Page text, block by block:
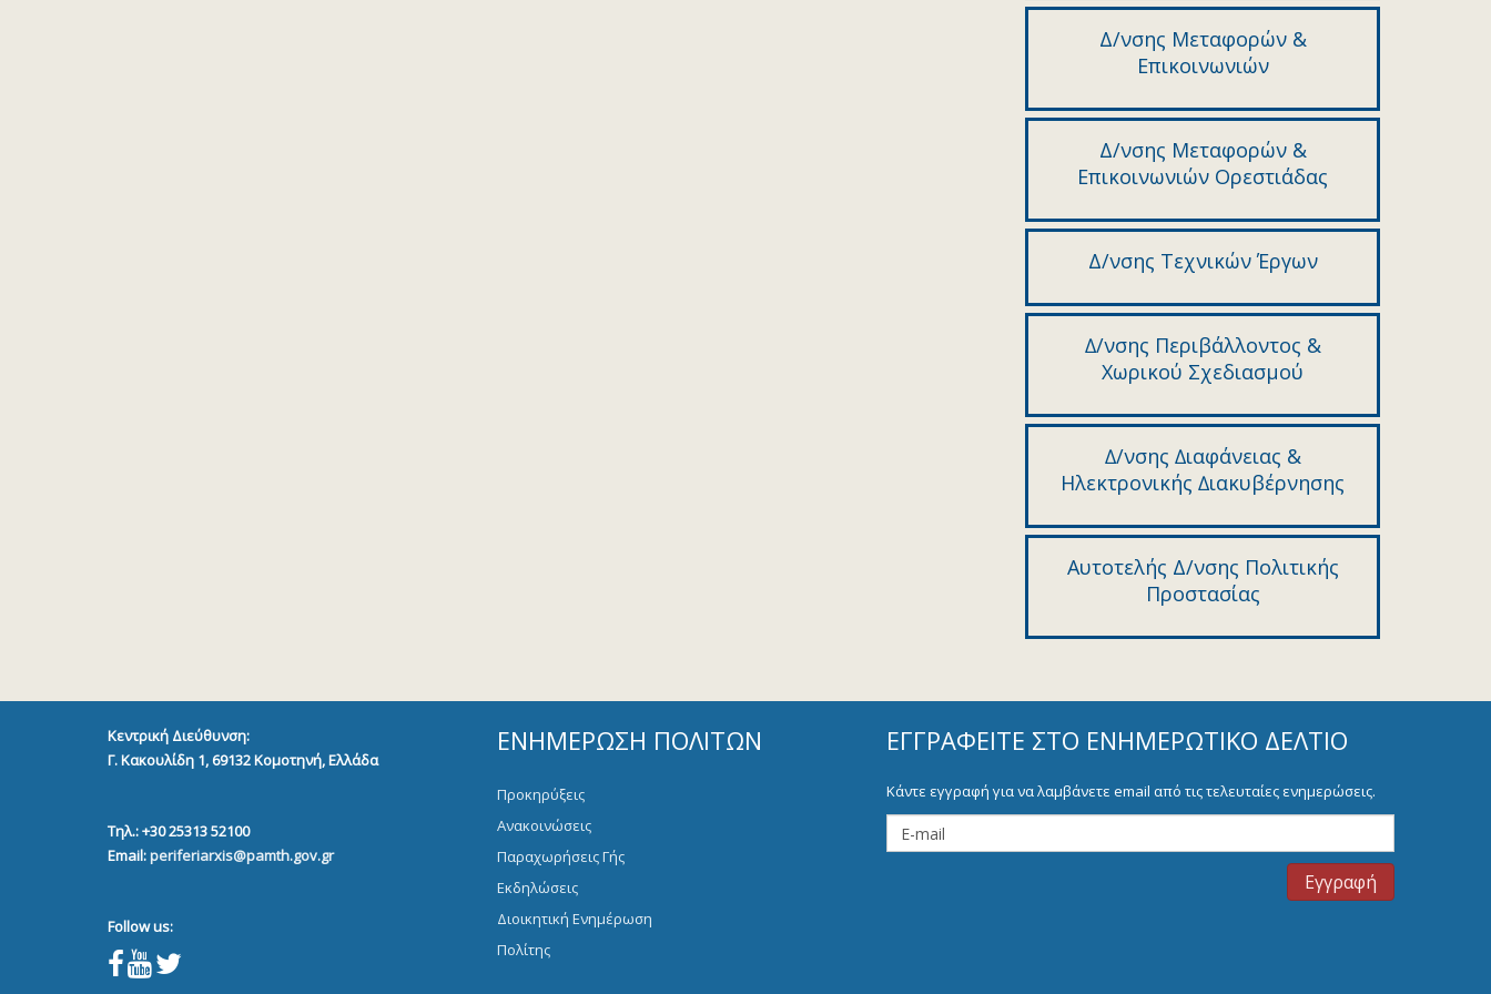
Δ/νσης Μεταφορών &
Επικοινωνιών
Δ/νσης Μεταφορών &
Επικοινωνιών Ορεστιάδας
Δ/νσης Τεχνικών Έργων
∆/νσης Περιβάλλοντος &
Χωρικού Σχεδιασµού
∆/νσης ∆ιαφάνειας &
Ηλεκτρονικής ∆ιακυβέρνησης
Αυτοτελής Δ/νσης Πολιτικής
Προστασίας
Κεντρική Διεύθυνση:
Γ. Κακουλίδη 1, 69132Κομοτηνή, Ελλάδα
Τηλ.: +30 25313 52100
Email:periferiarxis@pamth.gov.gr
Follow us:
ΕΝΗΜΈΡΩΣΗ ΠΟΛΙΤΏΝ
Προκηρύξεις
Ανακοινώσεις
Παραχωρήσεις Γής
Εκδηλώσεις
Διοικητική Ενημέρωση
Πολίτης
ΕΓΓΡΑΦΕΊΤΕ ΣΤΟ ΕΝΗΜΕΡΩΤΙΚΌ ΔΕΛΤΊΟ
Κάντε εγγραφή για να λαμβάνετε email από τις τελευταίες ενημερώσεις.